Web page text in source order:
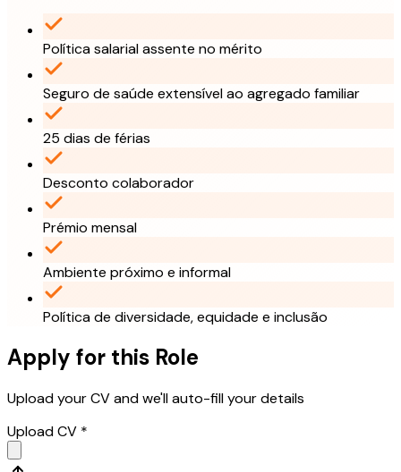
Política salarial assente no mérito
Seguro de saúde extensível ao agregado familiar
25 dias de férias
Desconto colaborador
Prémio mensal
Ambiente próximo e informal
Política de diversidade, equidade e inclusão
Apply for this Role
Upload your CV and we'll auto-fill your details
Upload CV *